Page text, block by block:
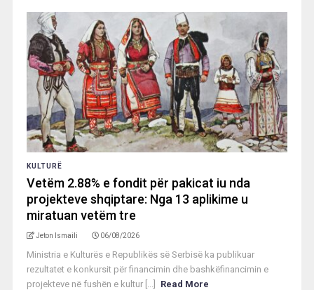
KULTURË
Vetëm 2.88% e fondit për pakicat iu nda
projekteve shqiptare: Nga 13 aplikime u
miratuan vetëm tre
Jeton Ismaili 06/08/2026
Ministria e Kulturës e Republikës së Serbisë ka publikuar
rezultatet e konkursit për financimin dhe bashkëfinancimin e
projekteve në fushën e kultur [...]
Read More